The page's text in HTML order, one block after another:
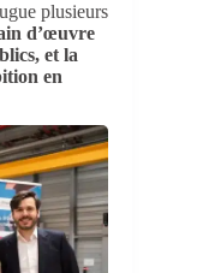
plusieurs
d’œuvre
et la
en